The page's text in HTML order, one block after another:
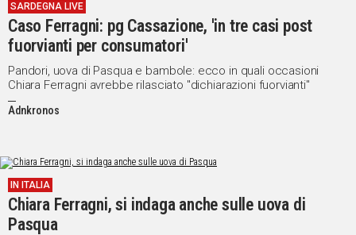
IN
ITALIA
NEL
MONDO
SPORT
EVENTI
VIDEO
SARDEGNA LIVE
Caso Ferragni: pg Cassazione, 'in tre casi post
fuorvianti per consumatori'
Pandori, uova di Pasqua e bambole: ecco in quali occasioni
Chiara Ferragni avrebbe rilasciato "dichiarazioni fuorvianti"
Adnkronos
IN ITALIA
Chiara Ferragni, si indaga anche sulle uova di
Pasqua